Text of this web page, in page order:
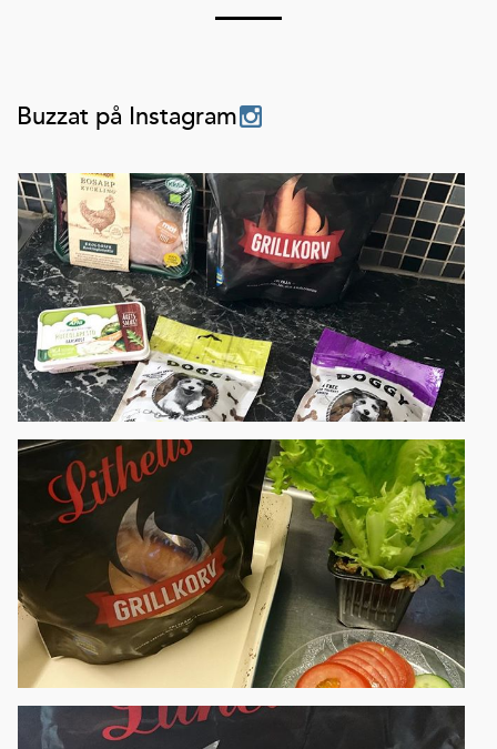
Buzzat på Instagram